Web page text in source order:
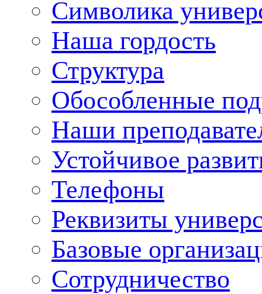
Символика
Наша гордость
Структура
Обособленные
Наши
Устойчивое
Телефоны
Реквизиты
Базовые
Сотрудничество